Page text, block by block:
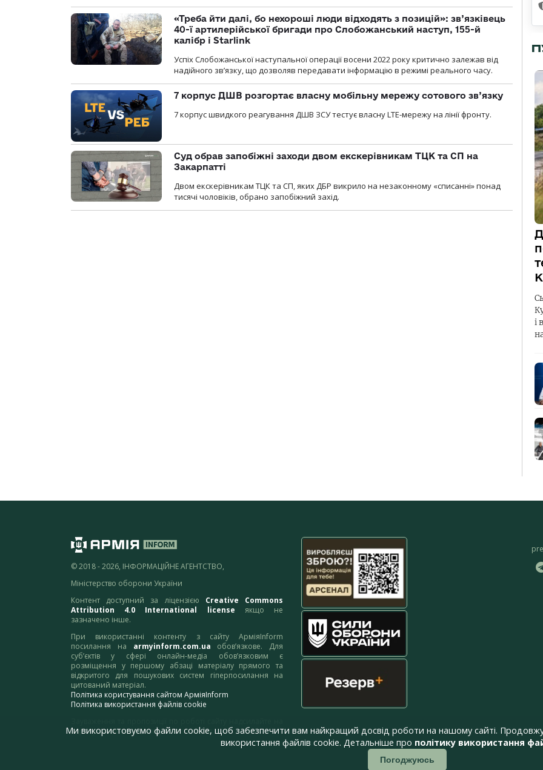
«Треба йти далі, бо нехороші люди відходять з позицій»: зв’язківець
40-ї артилерійської бригади про Слобожанський наступ, 155-й
калібр і Starlink
Успіх Слобожанської наступальної операції восени 2022 року критично залежав від
надійного зв’язку, що дозволяв передавати інформацію в режимі реального часу.
7 корпус ДШВ розгортає власну мобільну мережу сотового зв’язку
7 корпус швидкого реагування ДШВ ЗСУ тестує власну LTE-мережу на лінії фронту.
Суд обрав запобіжні заходи двом екскерівникам ТЦК та СП на
Закарпатті
Двом екскерівникам ТЦК та СП, яких ДБР викрило на незаконному «списанні» понад
тисячі чоловіків, обрано запобіжний захід.
і
© 2018 - 2026, ІНФОРМАЦІЙНЕ АГЕНТСТВО,
Міністерство оборони України
Контент доступний за ліцензією Creative Commons
Attribution 4.0 International license якщо не
зазначено інше.
При використанні контенту з сайту АрміяInform
посилання на armyinform.com.ua обов’язкове. Для
суб’єктів у сфері онлайн-медіа обов’язковим є
розміщення у першому абзаці матеріалу прямого та
відкритого для пошукових систем гіперпосилання на
цитований матеріал.
Політика користування сайтом АрміяInform
Політика використання файлів cookie
адресу:webmaster@armyinform.com.ua
Ми використовуємо файли cookie, щоб забезпечити вам найкращий досвід роботи на нашому сайті.
використання файлів cookie. Детальніше про політику використання
Погоджуюсь